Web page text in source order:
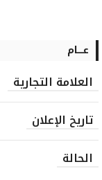
عــــام
العلامة التجارية
تاريخ الإعلان
الحالة